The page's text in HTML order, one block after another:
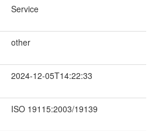
Service
other
2024-12-05T14:22:33
ISO 19115:2003/19139